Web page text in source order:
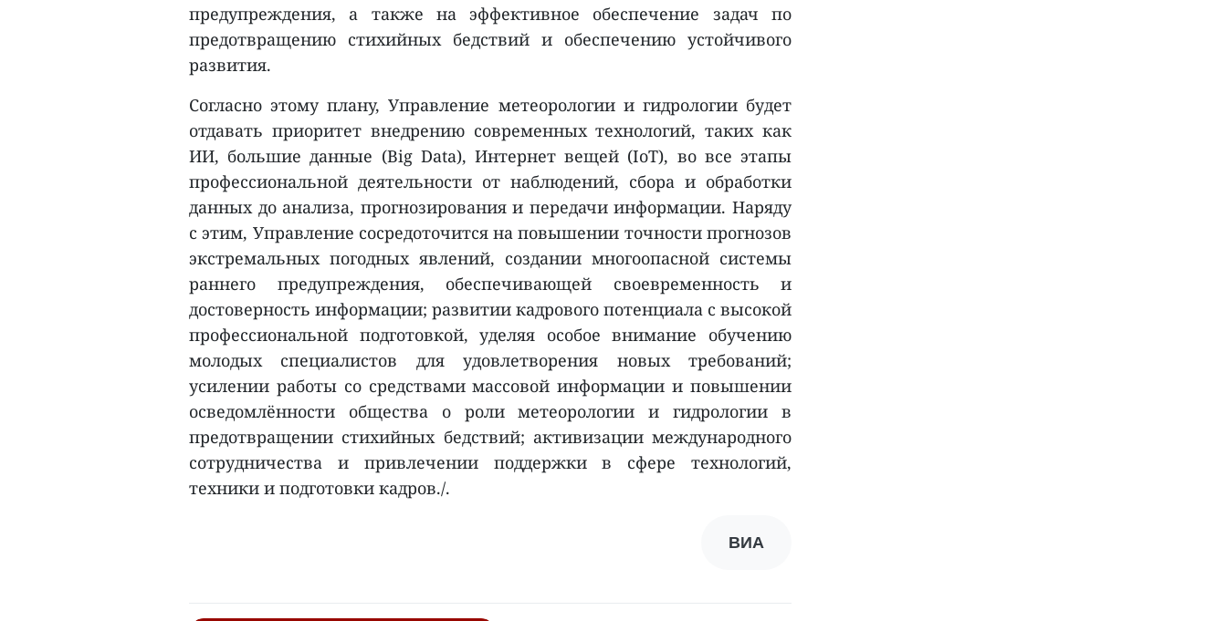
предупреждения, а также на эффективное обеспечение задач по
предотвращению стихийных бедствий и обеспечению устойчивого
развития.
Согласно этому плану, Управление метеорологии и гидрологии будет
отдавать приоритет внедрению современных технологий, таких как
ИИ, большие данные (Big Data), Интернет вещей (IoT), во все этапы
профессиональной деятельности от наблюдений, сбора и обработки
данных до анализа, прогнозирования и передачи информации. Наряду
с этим, Управление сосредоточится на повышении точности прогнозов
экстремальных погодных явлений, создании многоопасной системы
раннего предупреждения, обеспечивающей своевременность и
достоверность информации; развитии кадрового потенциала с высокой
профессиональной подготовкой, уделяя особое внимание обучению
молодых специалистов для удовлетворения новых требований;
усилении работы со средствами массовой информации и повышении
осведомлённости общества о роли метеорологии и гидрологии в
предотвращении стихийных бедствий; активизации международного
сотрудничества и привлечении поддержки в сфере технологий,
техники и подготовки кадров./.
ВИА